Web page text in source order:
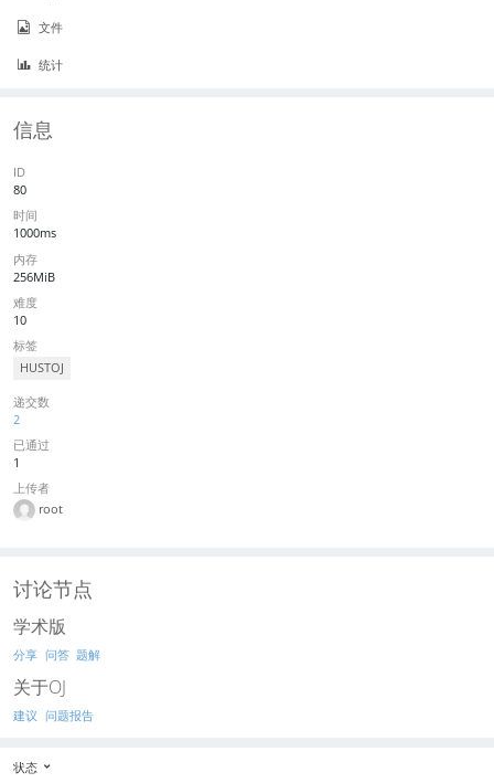
文件
统计
信息
ID
80
时间
1000ms
内存
256MiB
难度
10
标签
HUSTOJ
递交数
2
已通过
1
上传者
root
讨论节点
学术版
分享 问答 题解
关于OJ
建议 问题报告
状态